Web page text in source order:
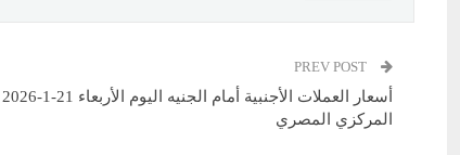
المركزي المصري